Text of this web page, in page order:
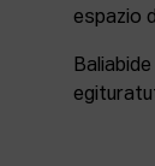
espazio